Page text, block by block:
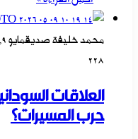
محمد خليفة صديقمايو 9, 2026
228
العلاقات
حرب المسيرات؟